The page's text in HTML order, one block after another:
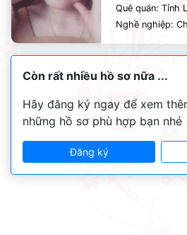
Quê quán: Tỉnh
Nghề nghiệp:
Còn rất nhiều hồ sơ nữa ...
Hãy đăng ký ngay để xem
những hồ sơ phù hợp bạn nhé
Đăng ký